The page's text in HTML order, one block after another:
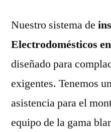
Nuestro sistema de
Electrodomésticos
diseñado para
exigentes. Tenemos
asistencia para el
equipo de la gama